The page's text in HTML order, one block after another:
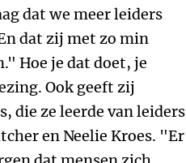
dat we meer leiders
dat zij met zo min
Hoe je dat doet, je
Ook geeft zij
die ze leerde van leiders
en Neelie Kroes. "Er